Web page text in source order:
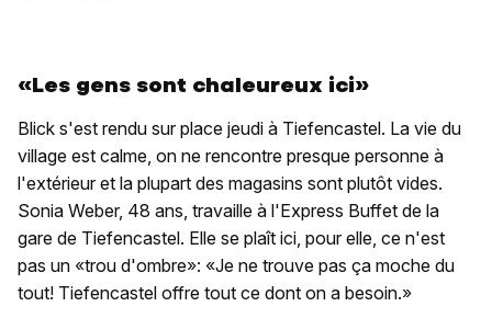
«Les gens sont chaleureux ici»
Blick s'est rendu sur place jeudi à Tiefencastel. La vie du
village est calme, on ne rencontre presque personne à
l'extérieur et la plupart des magasins sont plutôt vides.
Sonia Weber, 48 ans, travaille à l'Express Buffet de la
gare de Tiefencastel. Elle se plaît ici, pour elle, ce n'est
pas un «trou d'ombre»: «Je ne trouve pas ça moche du
tout! Tiefencastel offre tout ce dont on a besoin.»